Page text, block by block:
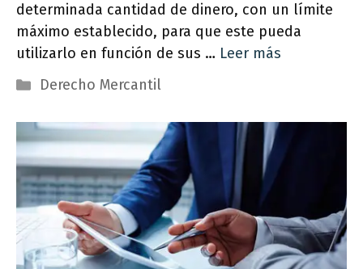
determinada cantidad de dinero, con un límite
máximo establecido, para que este pueda
utilizarlo en función de sus … Leer más
Categorías
Derecho Mercantil